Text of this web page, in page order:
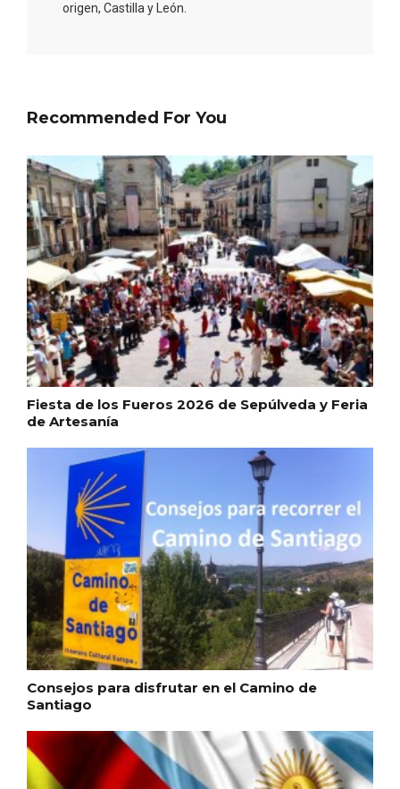
origen, Castilla y León.
Recommended For You
Fiesta de los Fueros 2026 de Sepúlveda y Feria
de Artesanía
Consejos para disfrutar en el Camino de
Santiago
Conciertos gratuitos del coro Wetherby
Preparatory School en Ávila y Salamanca
VII Feria del Vino de Sotillo 2026 ‘Sotillo,
el Vino y Yo’